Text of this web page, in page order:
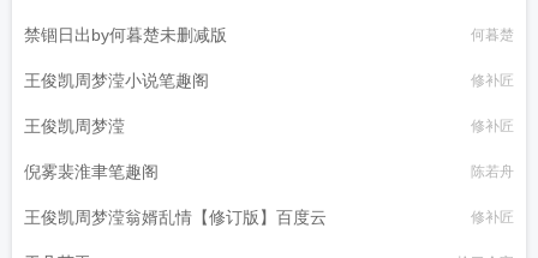
禁锢日出by何暮楚未删减版 何暮楚
王俊凯周梦滢小说笔趣阁 修补匠
王俊凯周梦滢 修补匠
倪雾裴淮聿笔趣阁 陈若舟
王俊凯周梦滢翁婿乱情【修订版】百度云 修补匠